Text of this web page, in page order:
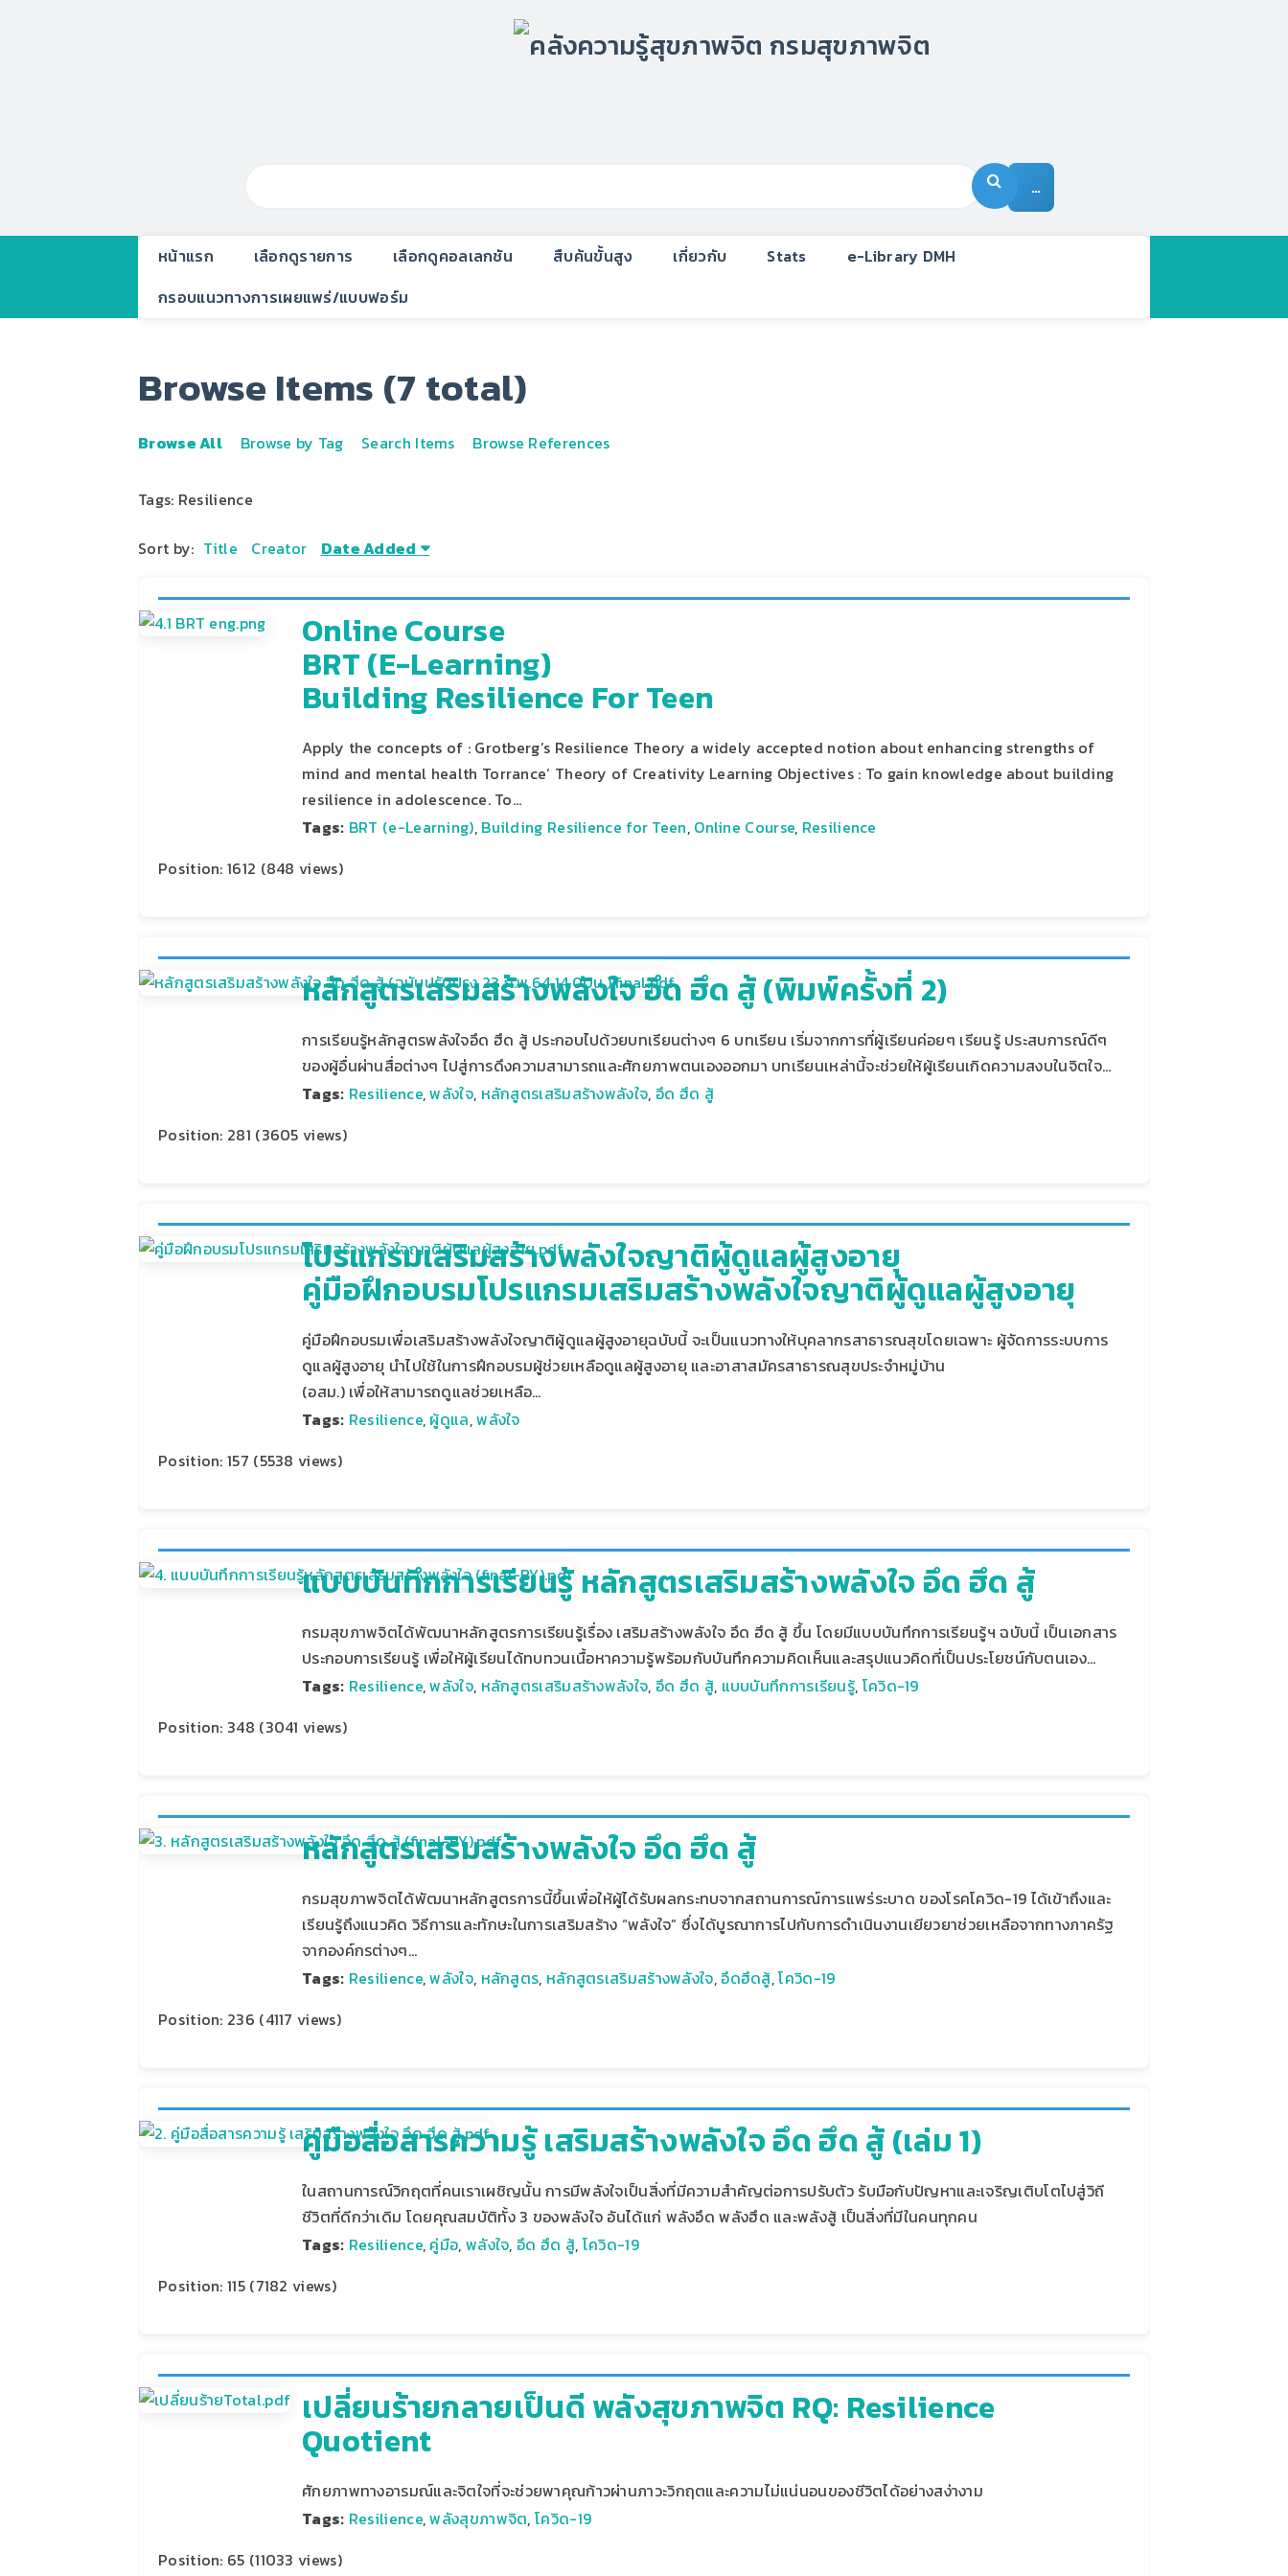
…
หน้าแรก เลือกดูรายการ เลือกดูคอลเลกชัน สืบค้นขั้นสูง เกี่ยวกับ Stats
e-Library DMH
กรอบแนวทางการเผยแพร่/แบบฟอร์ม
Browse Items (7 total)
Browse All Browse by Tag Search Items Browse References
Tags: Resilience
Sort by: Title Creator Date Added
Online Course
BRT (e-Learning)
Building Resilience For Teen
Apply the concepts of : Grotberg’s Resilience Theory a widely accepted notion about enhancing strengths of
mind and mental health Torrance’ Theory of Creativity Learning Objectives : To gain knowledge about building
resilience in adolescence. To…
Tags: BRT (e-Learning), Building Resilience for Teen, Online Course, Resilience
Position:1612 (848 views)
หลักสูตรเสริมสร้างพลังใจ อึด ฮึด สู้ (พิมพ์ครั้งที่ 2)
การเรียนรู้หลักสูตรพลังใจอึด ฮึด สู้ ประกอบไปด้วยบทเรียนต่างๆ 6 บทเรียน เริ่มจากการที่ผู้เรียนค่อยๆ เรียนรู้ ประสบการณ์ดีๆ
ของผู้อื่นผ่านสื่อต่างๆ ไปสู่การดึงความสามารถและศักยภาพตนเองออกมา บทเรียนเหล่านี้จะช่วยให้ผู้เรียนเกิดความสงบในจิตใจ…
Tags: Resilience,พลังใจ, หลักสูตรเสริมสร้างพลังใจ, อึด ฮึด สู้
Position: 281 (3605 views)
โปรแกรมเสริมสร้างพลังใจญาติผู้ดูแลผู้สูงอายุ
คู่มือฝึกอบรมโปรแกรมเสริมสร้างพลังใจญาติผู้ดูแลผู้สูงอายุ
คู่มือฝึกอบรมเพื่อเสริมสร้างพลังใจญาติผู้ดูแลผู้สูงอายุฉบับนี้ จะเป็นแนวทางให้บุคลากรสาธารณสุขโดยเฉพาะ ผู้จัดการระบบการ
ดูแลผู้สูงอายุ นำไปใช้ในการฝึกอบรมผู้ช่วยเหลือดูแลผู้สูงอายุ และอาสาสมัครสาธารณสุขประจำหมู่บ้าน
(อสม.) เพื่อให้สามารถดูแลช่วยเหลือ…
Tags: Resilience, ผู้ดูแล,พลังใจ
Position:157 (5538 views)
แบบบันทึกการเรียนรู้ หลักสูตรเสริมสร้างพลังใจ อึด ฮึด สู้
กรมสุขภาพจิตได้พัฒนาหลักสูตรการเรียนรู้เรื่อง เสริมสร้างพลังใจ อึด ฮึด สู้ ขึ้น โดยมีแบบบันทึกการเรียนรู้ฯ ฉบับนี้ เป็นเอกสาร
ประกอบการเรียนรู้ เพื่อให้ผู้เรียนได้ทบทวนเนื้อหาความรู้พร้อมกับบันทึกความคิดเห็นและสรุปแนวคิดที่เป็นประโยชน์กับตนเอง…
Tags: Resilience,พลังใจ, หลักสูตรเสริมสร้างพลังใจ, อึด ฮึด สู้, แบบบันทึกการเรียนรู้, โควิด-19
Position: 348 (3041 views)
หลักสูตรเสริมสร้างพลังใจ อึด ฮึด สู้
กรมสุขภาพจิตได้พัฒนาหลักสูตรการนี้ขึ้นเพื่อให้ผู้ได้รับผลกระทบจากสถานการณ์การแพร่ระบาด ของโรคโควิด-19 ได้เข้าถึงและ
เรียนรู้ถึงแนวคิด วิธีการและทักษะในการเสริมสร้าง “พลังใจ” ซึ่งได้บูรณาการไปกับการดำเนินงานเยียวยาช่วยเหลือจากทางภาครัฐ
จากองค์กรต่างๆ…
Tags: Resilience,พลังใจ, หลักสูตร, หลักสูตรเสริมสร้างพลังใจ, อึดฮึดสู้,โควิด-19
Position: 236 (4117 views)
คู่มือสื่อสารความรู้ เสริมสร้างพลังใจ อึด ฮึด สู้ (เล่ม 1)
ในสถานการณ์วิกฤตที่คนเราเผชิญนั้น การมีพลังใจเป็นสิ่งที่มีความสำคัญต่อการปรับตัว รับมือกับปัญหาและเจริญเติบโตไปสู่วิถี
ชีวิตที่ดีกว่าเดิม โดยคุณสมบัติทั้ง 3 ของพลังใจ อันได้แก่ พลังอึด พลังฮึด และพลังสู้ เป็นสิ่งที่มีในคนทุกคน
Tags: Resilience, คู่มือ, พลังใจ, อึด ฮึด สู้, โควิด-19
Position:115(7182 views)
เปลี่ยนร้ายกลายเป็นดี พลังสุขภาพจิต RQ: Resilience
Quotient
ศักยภาพทางอารมณ์และจิตใจที่จะช่วยพาคุณก้าวผ่านภาวะวิกฤตและความไม่แน่นอนของชีวิตได้อย่างสง่างาม
Tags: Resilience,พลังสุขภาพจิต,โควิด-19
Position: 65 (11033 views)